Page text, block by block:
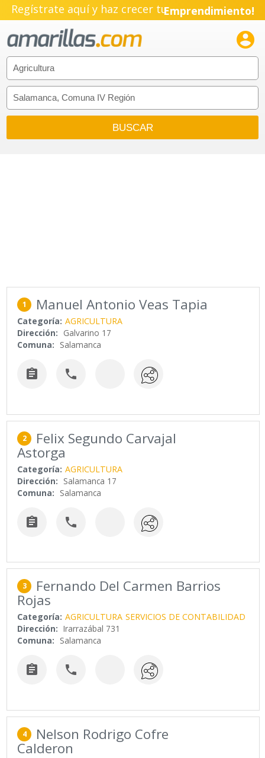
Regístrate aquí y haz crecer tuEmprendimiento!

1 Manuel Antonio Veas Tapia
Categoría: AGRICULTURA
Dirección: Galvarino 17
Comuna: Salamanca
 
2 Felix Segundo Carvajal
Astorga
Categoría: AGRICULTURA
Dirección: Salamanca 17
Comuna: Salamanca
 
3 Fernando Del Carmen Barrios
Rojas
Categoría: AGRICULTURA SERVICIOS DE CONTABILIDAD
Dirección: Irarrazábal 731
Comuna: Salamanca
 
4 Nelson Rodrigo Cofre
Calderon